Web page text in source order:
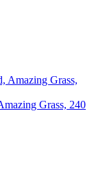
Grass, 240